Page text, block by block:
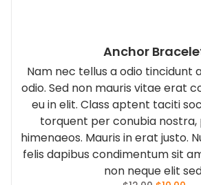
Anchor
Nam nec tellus a odio tincidunt
odio. Sed non mauris vitae erat
eu in elit. Class aptent taciti
torquent per conubia
himenaeos. Mauris in erat justo.
felis dapibus condimentum sit
non neque elit